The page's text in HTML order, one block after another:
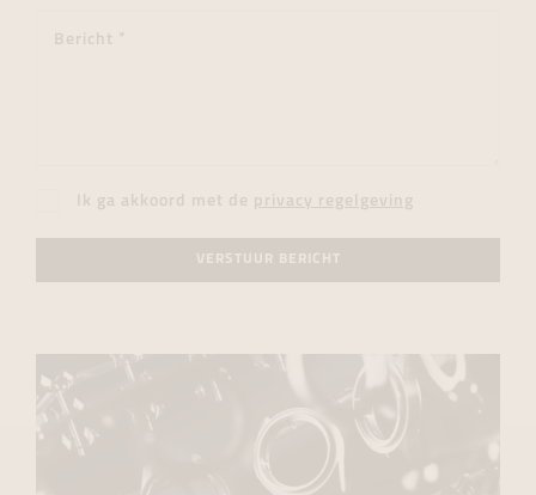
Ik ga akkoord met de privacy regelgeving
VERSTUUR BERICHT